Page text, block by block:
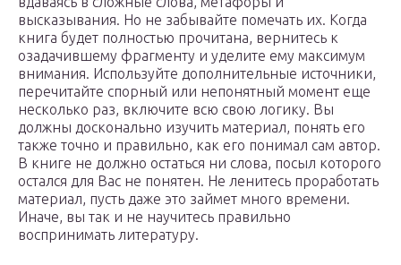
высказывания. Но не забывайте помечать их. Когда
книга будет полностью прочитана, вернитесь к
озадачившему фрагменту и уделите ему максимум
внимания. Используйте дополнительные источники,
перечитайте спорный или непонятный момент еще
несколько раз, включите всю свою логику. Вы
должны досконально изучить материал, понять его
также точно и правильно, как его понимал сам автор.
В книге не должно остаться ни слова, посыл которого
остался для Вас не понятен. Не ленитесь проработать
материал, пусть даже это займет много времени.
Иначе, вы так и не научитесь правильно
воспринимать литературу.